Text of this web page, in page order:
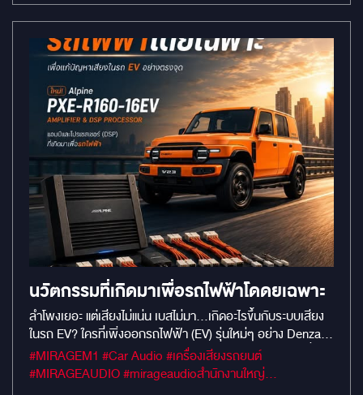
Experience-first เน้นความหรูหราล้ำยุค Extreme
Performance: ขุมพลัง RAM 8GB / ROM 128GB ประมวลผล
ไวระดับเทพ ลื่นไหลไม่มีสะดุดทุกแอปพลิเคชัน Vision 360°:
มั่นใจทุกการขับขี่ด้วยระบบกล้องรอบคัน 360 องศา ความคมชัด
สูง เห็นครบทุกองศาเพื่อความปลอดภัยสูงสุด Dual-Screen
Experience: จอหน้าดีไซน์ใหม่ แปลงโฉมภายในให้ดูทันสมัย
เหมือนรถรุ่นล่าสุด จอเพดานระบบ Android เชื่อมต่อสัญญาณ
ผ่าน HDMI คมชัดสูงแบบ Full HD Perfect Sync: เล่นพร้อมกัน
ทั้งจอหน้าและจอหลังด้วยสัญญาณดิจิทัล ไร้รอยต่อ ทำไมต้องอัป
เกรดที่นี่? งานติดตั้งระดับ Premium ที่เน้นความปราณีตและ
ดีไซน์แบบ Cyber-Futurist ผสมผสานเทคโนโลยี AI เข้ากับความ
เรียบหรูที่คุณสัมผัสได้จริง
นวัตกรรมที่เกิดมาเพื่อรถไฟฟ้าโดดยเฉพาะ
ลำโพงเยอะ แต่เสียงไม่แน่น เบสไม่มา…เกิดอะไรขึ้นกับระบบเสียง
ในรถ EV? ใครที่เพิ่งออกรถไฟฟ้า (EV) รุ่นใหม่ๆ อย่าง Denza
D9, Zeekr 009 หรือ กลุ่ม BYD คงสังเกตเห็นว่า สเปกรถเดี๋ยวนี้
จัดเต็มมาก ให้ลำโพงมา 10 กว่าตัว บางรุ่นอัดมาให้ถึง 16 ลำโพง
#MIRAGEM1 #Car Audio #เครื่องเสียงรถยนต์
#MIRAGEAUDIO #mirageaudioสำนักงานใหญ่